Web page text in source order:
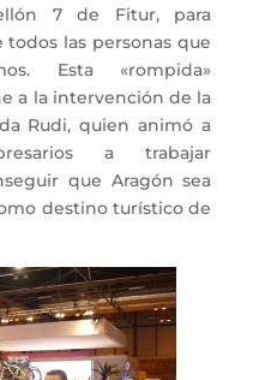
7 de Fitur, para
las personas que
Esta «rompida»
a la intervención de la
Rudi, quien animó a
a trabajar
que Aragón sea
destino turístico de